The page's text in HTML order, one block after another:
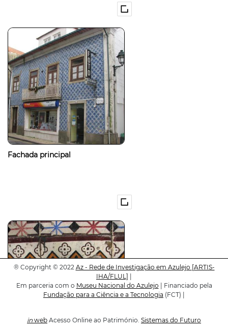
Fachada principal
® Copyright © 2022 Az - Rede de Investigação em Azulejo [ARTIS-
IHA/FLUL]
Em parceria com o Museu Nacional do Azulejo | Financiado pela
Fundação para a Ciência e a Tecnologia (FCT) |
in web Acesso Online ao Património. Sistemas do Futuro